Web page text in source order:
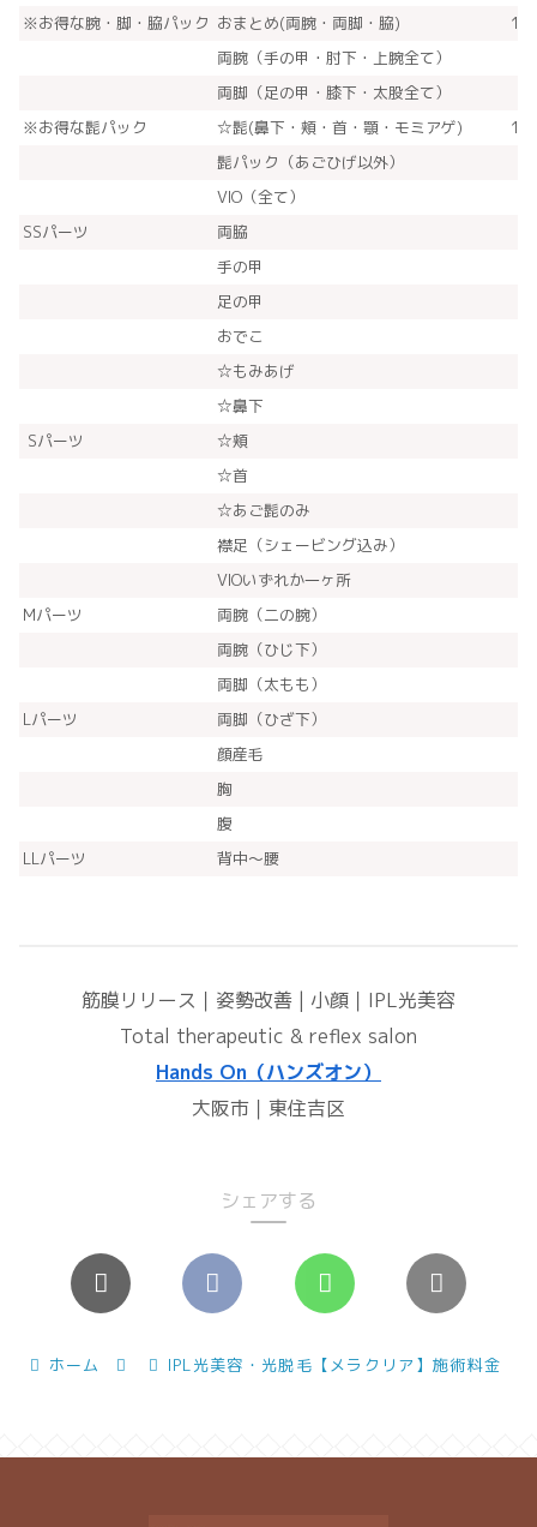
※お得な腕・脚・脇パック おまとめ(両腕・両脚・脇)
両腕（手の甲・肘下・上腕全て）
両脚（足の甲・膝下・太股全て）
※お得な髭パック
☆髭(鼻下・頬・首・顎・モミアゲ)
髭パック（あごひげ以外）
VIO（全て）
SSパーツ
両脇
手の甲
足の甲
おでこ
☆もみあげ
☆鼻下
Sパーツ
☆頬
☆首
☆あご髭のみ
襟足（シェービング込み）
VIOいずれか一ヶ所
Mパーツ
両腕（二の腕）
両腕（ひじ下）
両脚（太もも）
Lパーツ
両脚（ひざ下）
顔産毛
胸
腹
LLパーツ
背中～腰
筋膜リリース｜姿勢改善 | 小顔｜IPL光美容
Total therapeutic & reflex salon
Hands On（ハンズオン）
大阪市｜東住吉区
シェアする
ホーム IPL光美容・光脱毛【メラクリア】施術料金